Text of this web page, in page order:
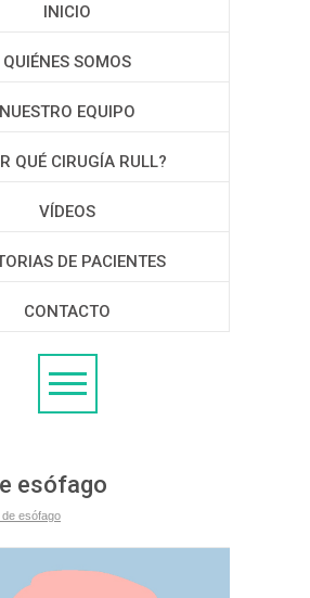
INICIO
QUIÉNES SOMOS
NUESTRO EQUIPO
QUÉ CIRUGÍA RULL?
VÍDEOS
DE PACIENTES
CONTACTO
esófago
esófago